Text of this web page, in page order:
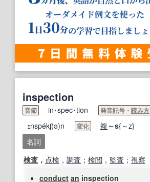
inspection
音節 in･spec･tion 発音記号・ 読み方
ɪnspékʃ(ə)n 変化 複 ～s{～z}
名詞
検査 ， 点検 ， 調査 ； 検閲 ， 監査 ； 視察
conduct an inspection